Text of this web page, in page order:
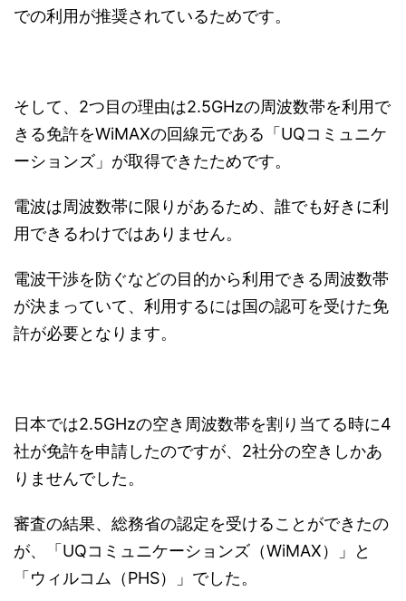
での利用が推奨されているためです。
そして、2つ目の理由は2.5GHzの周波数帯を利用で
きる免許をWiMAXの回線元である「UQコミュニケ
ーションズ」が取得できたためです。
電波は周波数帯に限りがあるため、誰でも好きに利
用できるわけではありません。
電波干渉を防ぐなどの目的から利用できる周波数帯
が決まっていて、利用するには国の認可を受けた免
許が必要となります。
日本では2.5GHzの空き周波数帯を割り当てる時に4
社が免許を申請したのですが、2社分の空きしかあ
りませんでした。
審査の結果、総務省の認定を受けることができたの
が、「UQコミュニケーションズ（WiMAX）」と
「ウィルコム（PHS）」でした。